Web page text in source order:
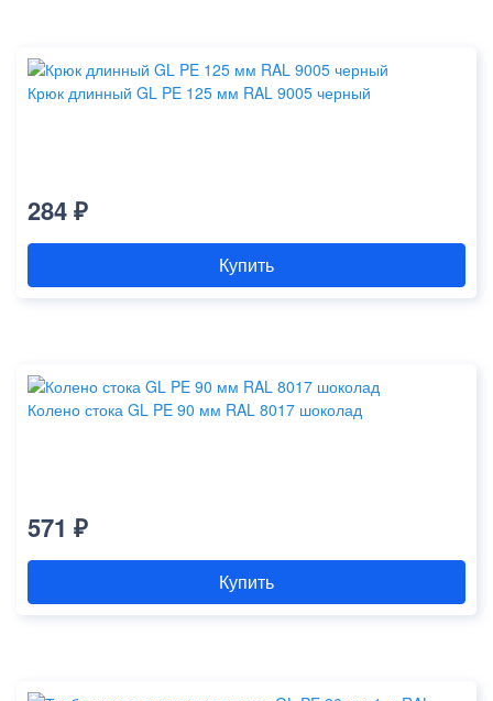
Крюк длинный GL PE 125 мм RAL 9005 черный
284 ₽
Купить
Колено стока GL PE 90 мм RAL 8017 шоколад
571 ₽
Купить